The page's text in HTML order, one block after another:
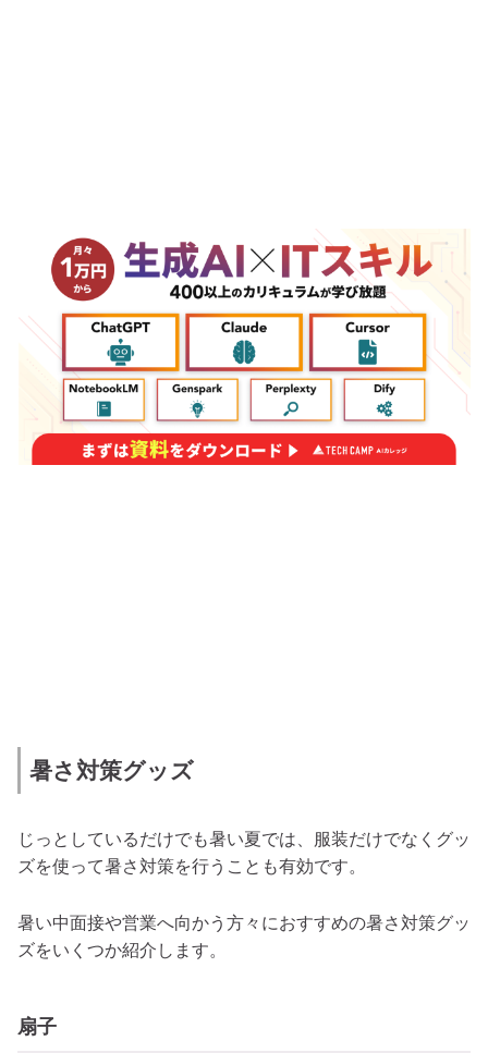
暑さ対策グッズ
じっとしているだけでも暑い夏では、服装だけでなくグッ
ズを使って暑さ対策を行うことも有効です。
暑い中面接や営業へ向かう方々におすすめの暑さ対策グッ
ズをいくつか紹介します。
扇子